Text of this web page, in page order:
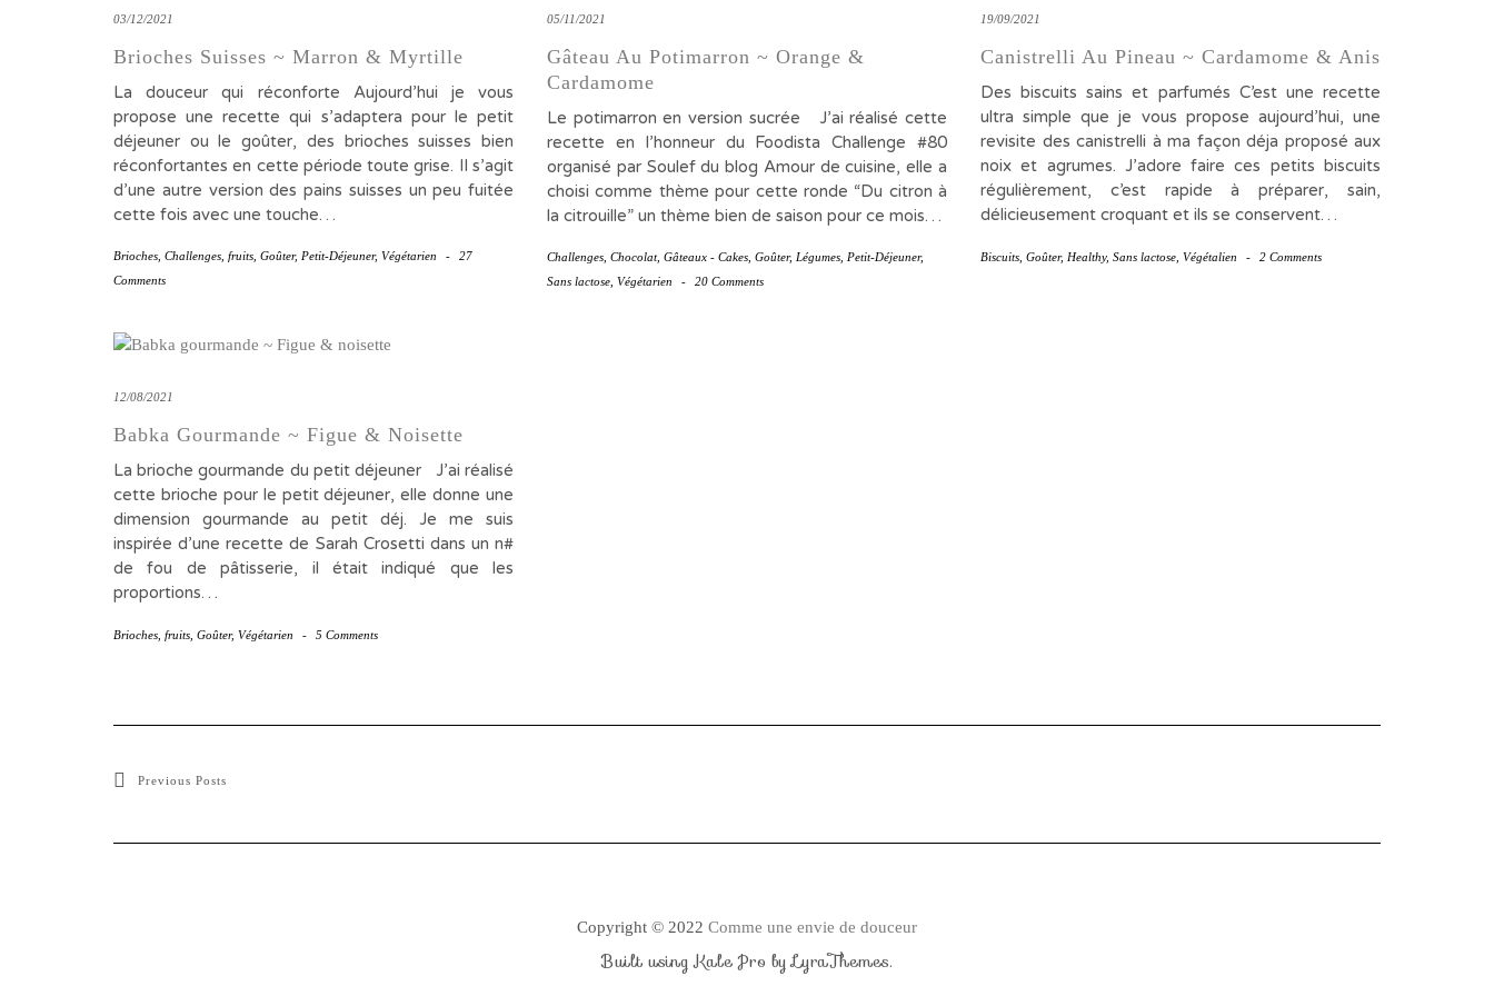
03/12/2021
Brioches Suisses ~ Marron & Myrtille
La douceur qui réconforte Aujourd’hui je vous
propose une recette qui s’adaptera pour le petit
déjeuner ou le goûter, des brioches suisses bien
réconfortantes en cette période toute grise. Il s’agit
d’une autre version des pains suisses un peu fuitée
cette fois avec une touche…
Brioches Challenges fruits Goûter, Petit-Déjeuner, Végétarien -
27
Comments
05/11/2021
Gâteau Au Potimarron ~ Orange &
Cardamome
Le potimarron en version sucrée J’ai réalisé cette
recette en l’honneur du Foodista Challenge #80
organisé par Soulef du blog Amour de cuisine, elle a
choisi comme thème pour cette ronde “Du citron à
la citrouille” un thème bien de saison pour ce mois…
Challenges Chocolat, Gâteaux - Cakes Goûter, Légumes Petit-Déjeuner,
Sans lactose Végétarien - 20 Comments
19/09/2021
Canistrelli Au Pineau ~ Cardamome & Anis
Des biscuits sains et parfumés C’est une recette
ultra simple que je vous propose aujourd’hui, une
revisite des canistrelli à ma façon déja proposé aux
noix et agrumes. J’adore faire ces petits biscuits
régulièrement, c’est rapide à préparer, sain,
délicieusement croquant et ils se conservent…
Biscuits Goûter, Healthy, Sans lactose Végétalien - 2 Comments
12/08/2021
Babka Gourmande ~ Figue & Noisette
La brioche gourmande du petit déjeuner J’ai réalisé
cette brioche pour le petit déjeuner, elle donne une
dimension gourmande au petit déj. Je me suis
inspirée d’une recette de Sarah Crosetti dans un n#
de fou de pâtisserie, il était indiqué que les
proportions…
Brioches fruits Goûter, Végétarien - 5 Comments
Previous Posts
Copyright © 2022 Comme une envie de douceur
Built usingKale Pro byLyraThemes.